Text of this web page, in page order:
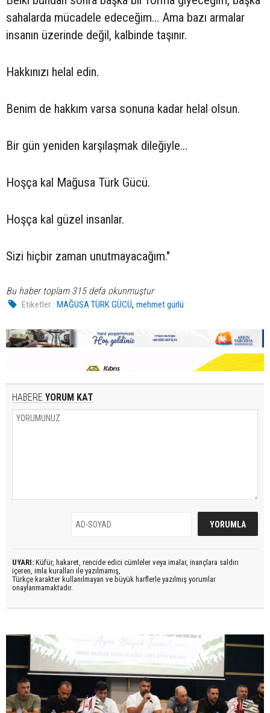
sahalarda mücadele edeceğim… Ama bazı armalar
insanın üzerinde değil, kalbinde taşınır.
Hakkınızı helal edin.
Benim de hakkım varsa sonuna kadar helal olsun.
Bir gün yeniden karşılaşmak dileğiyle…
Hoşça kal Mağusa Türk Gücü.
Hoşça kal güzel insanlar.
Sizi hiçbir zaman unutmayacağım."
Bu haber toplam 315 defa okunmuştur
Etiketler : MAĞUSA TÜRK GÜCÜ,mehmet gürlü
HABERE YORUM KAT
UYARI: Küfür, hakaret, rencide edici cümleler veya imalar, inançlara saldırı
içeren, imla kuralları ile yazılmamış,
Türkçe karakter kullanılmayan ve büyük harflerle yazılmış yorumlar
onaylanmamaktadır.